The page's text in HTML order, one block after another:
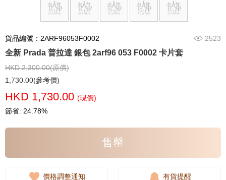
貨品編號：2ARF96053F0002 2523
全新 Prada 普拉達 銀包 2arf96 053 F0002 卡片套
HKD 2,300.00(原價)
1,730.00(參考價)
HKD 1,730.00 (現價)
節省: 24.78%
售罄
價格調整通知 有貨提醒